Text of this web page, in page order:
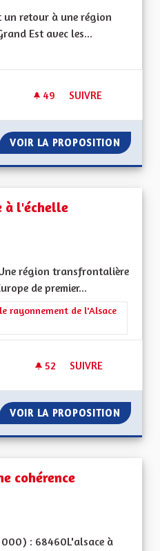
retour à une région
Est avec les...
: Autres
49 49 ABONNÉS
SUIVRE
VOIR LA PROPOSITION UNE
à l'échelle
région transfrontalière
de premier...
: La Culture, l'Education et
rayonnement de l'Alsace
52 52 ABONNÉS
SUIVRE
VOIR LA PROPOSITION UNE
cohérence
: 68460L'alsace à